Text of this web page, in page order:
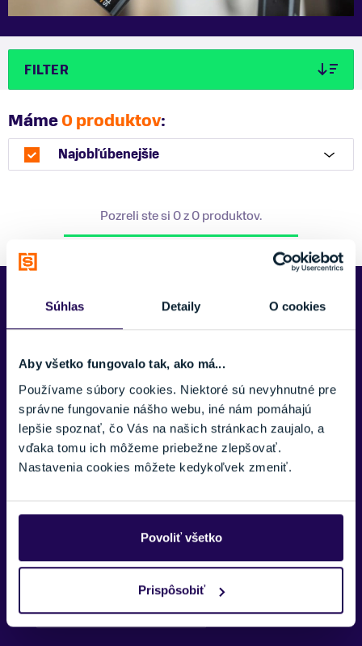
Súhlas Detaily O cookies
Aby všetko fungovalo tak, ako má...
Používame súbory cookies. Niektoré sú nevyhnutné pre
správne fungovanie nášho webu, iné nám pomáhajú
lepšie spoznať, čo Vás na našich stránkach zaujalo, a
vďaka tomu ich môžeme priebežne zlepšovať.
Nastavenia cookies môžete kedykoľvek zmeniť.
Povoliť všetko
Prispôsobiť
FILTER
Máme0 produktov:
Najobľúbenejšie
Pozreli ste si 0 z 0 produktov.
Predajne Najšport
Bratislava - OC Tehelko
Trek Flagship Store Bratislava
Kubínska hoľa